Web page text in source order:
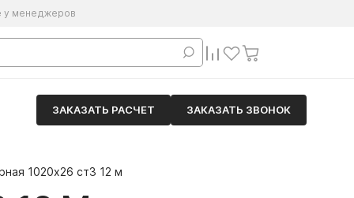
у менеджеров
ЗАКАЗАТЬ РАСЧЕТ ЗАКАЗАТЬ ЗВОНОК
1020х26 ст3 12 м